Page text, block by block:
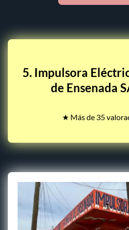
5. Impulsora
de Ensenada
★ Más de 35